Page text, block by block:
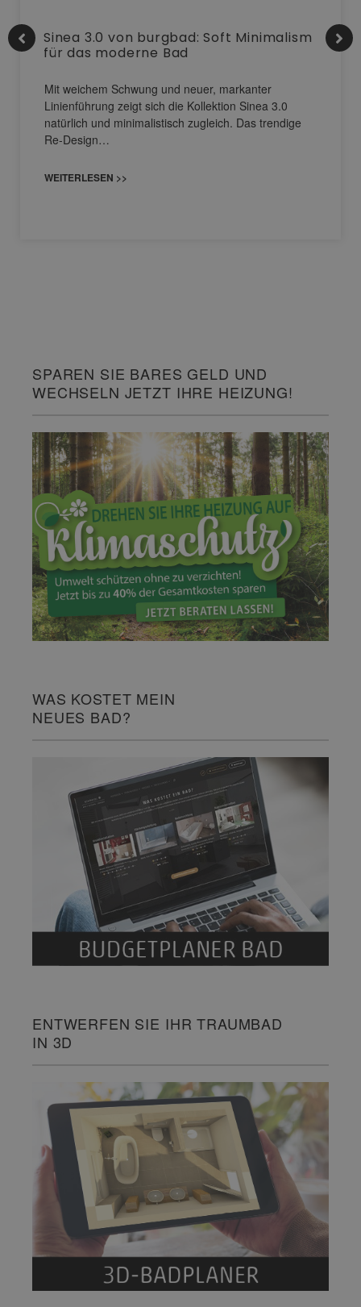
Sinea 3.0 von burgbad: Soft Minimalism
für das moderne Bad
Mit weichem Schwung und neuer, markanter
Linienführung zeigt sich die Kollektion Sinea 3.0
natürlich und minimalistisch zugleich. Das trendige
Re-Design…
WEITERLESEN >>
SPAREN SIE BARES GELD UND
WECHSELN JETZT IHRE HEIZUNG!
WAS KOSTET MEIN
NEUES BAD?
ENTWERFEN SIE IHR TRAUMBAD
IN 3D